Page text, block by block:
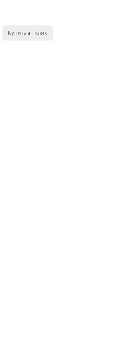
Купить в 1 клик